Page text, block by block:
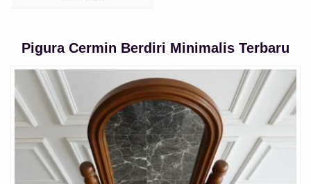
Pigura Cermin Berdiri Minimalis Terbaru